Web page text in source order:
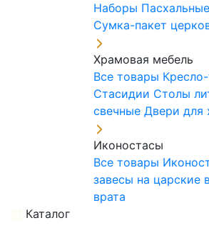
Наборы Пасхальные
Сумка-пакет
Храмовая мебель
Все товары
Стасидии Столы
свечные Двери для
Иконостасы
Все товары
завесы на царские
врата
Каталог